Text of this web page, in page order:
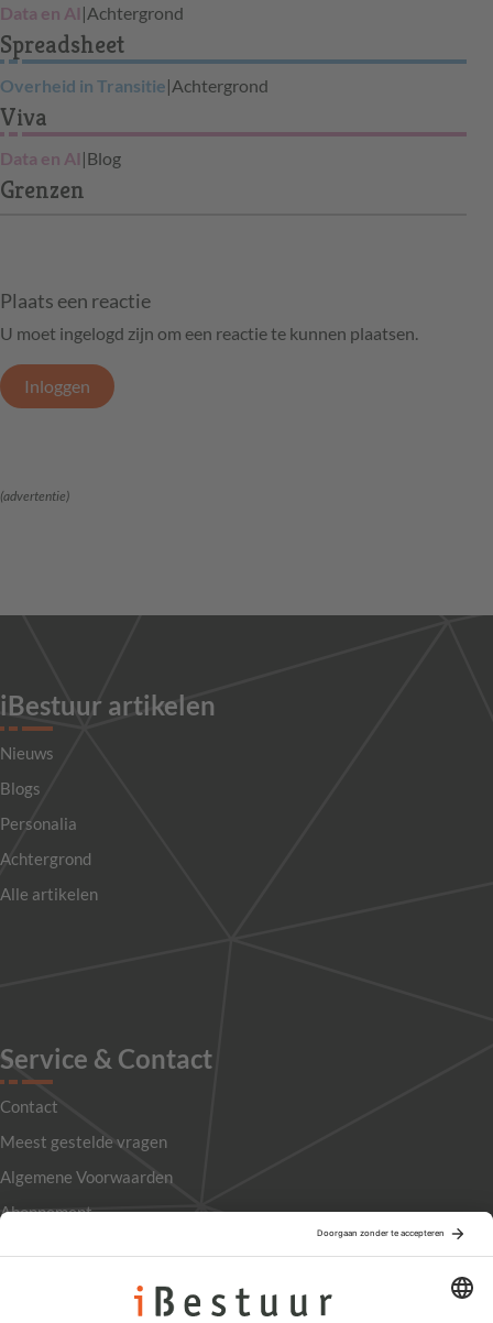
Data en AI |Achtergrond
Spreadsheet
Overheid in Transitie|Achtergrond
Viva
Data en AI |Blog
Grenzen
Plaats een reactie
U moet ingelogd zijn om een reactie te kunnen plaatsen.
Inloggen
(advertentie)
iBestuur artikelen
Nieuws
Blogs
Personalia
Achtergrond
Alle artikelen
Service & Contact
Contact
Meest gestelde vragen
Algemene Voorwaarden
Abonnement